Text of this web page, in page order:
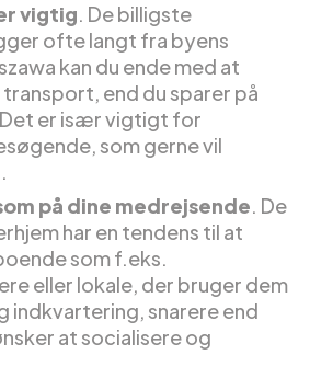
vigtig. De billigste
ofte langt fra byens
kan du ende med at
end du sparer på
er især vigtigt for
som gerne vil
på dine medrejsende. De
har en tendens til at
som f.eks.
eller lokale, der bruger dem
indkvartering, snarere end
at socialisere og